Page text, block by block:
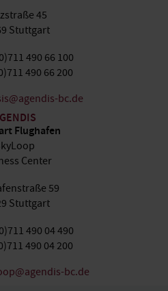
45
Stuttgart
490 66 100
490 66 200
bc.de
Flughafen
Center
59
Stuttgart
490 04 490
490 04 200
bc.de